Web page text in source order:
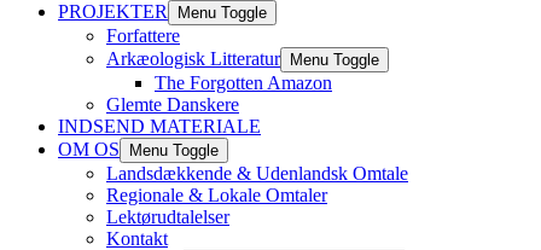
PROJEKTER
Menu Toggle
Forfattere
Arkæologisk Litteratur
Menu Toggle
The Forgotten Amazon
Glemte Danskere
INDSEND MATERIALE
OM OS
Menu Toggle
Landsdækkende & Udenlandsk Omtale
Regionale & Lokale Omtaler
Lektørudtalelser
Kontakt